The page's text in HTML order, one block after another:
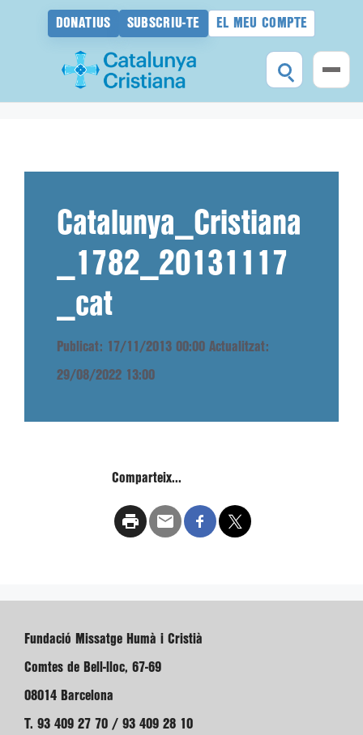
DONATIUS SUBSCRIU-TE EL MEU COMPTE
Catalunya_Cristiana
_1782_20131117
_cat
Publicat: 17/11/2013 00:00 Actualitzat:
29/08/2022 13:00
Comparteix...
Fundació Missatge Humà i Cristià
Comtes de Bell-lloc, 67-69
08014 Barcelona
T. 93 409 27 70 / 93 409 28 10